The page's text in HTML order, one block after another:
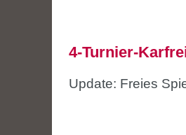
4-Turnier-
Update: Freies